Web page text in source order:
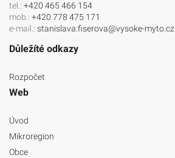
tel.: +420 465 466 154
mob.: +420 778 475 171
e-mail.: stanislava.fiserova@vysoke-myto.cz
Důležíté odkazy
Rozpočet
Web
Úvod
Mikroregion
Obce